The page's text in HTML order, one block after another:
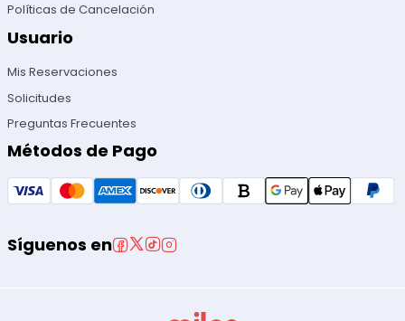
Políticas de Cancelación
Usuario
Mis Reservaciones
Solicitudes
Preguntas Frecuentes
Métodos de Pago
Síguenos en